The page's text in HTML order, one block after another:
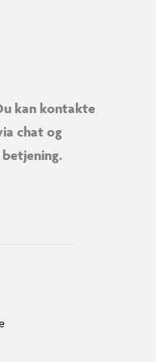
kan kontakte
chat og